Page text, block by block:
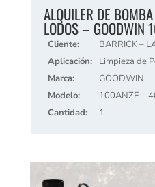
ALQUILER DE
LODOS – GOODWIN
Cliente:
BARRICK –
Aplicación:
Limpieza de
Marca:
GOODWIN.
Modelo:
100ANZE –
Cantidad:
1